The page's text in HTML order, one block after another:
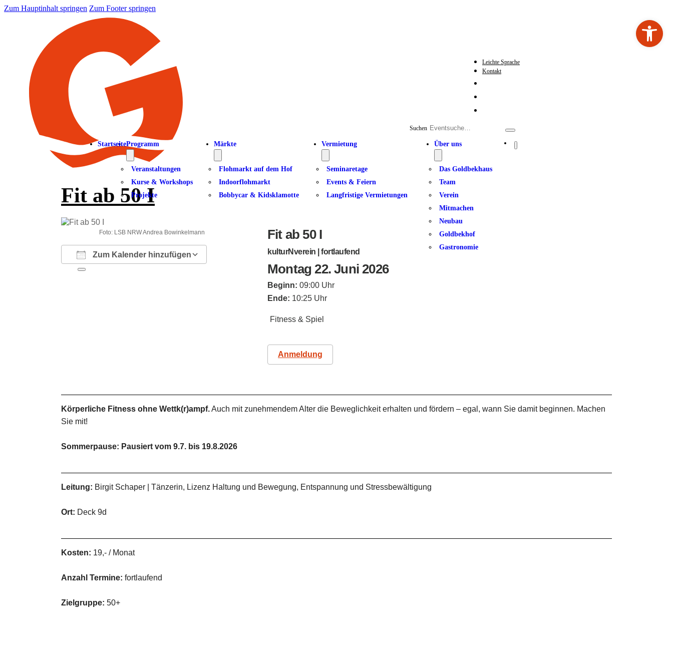
Zum Hauptinhalt springen Zum Footer springen
Leichte Sprache
Kontakt
Suchen
StartseiteProgramm
Veranstaltungen
Kurse & Workshops
Projekte
Märkte
Flohmarkt auf dem Hof
Indoorflohmarkt
Bobbycar & Kidsklamotte
Vermietung
Seminaretage
Events & Feiern
Langfristige Vermietungen
Über uns
Das Goldbekhaus
Team
Verein
Mitmachen
Neubau
Goldbekhof
Gastronomie
Fit ab 50 I
Foto: LSB NRW Andrea Bowinkelmann
Zum Kalender hinzufügen
Fit ab 50 I
kulturNverein | fortlaufend
Montag 22. Juni 2026
Beginn: 09:00 Uhr
Ende: 10:25 Uhr
Fitness & Spiel
Anmeldung
Körperliche Fitness ohne Wettk(r)ampf.Auch mit zunehmendem Alter die Beweglichkeit erhalten und fördern – egal, wann Sie damit beginnen. Machen
Sie mit!
Sommerpause: Pausiert vom 9.7. bis 19.8.2026
Leitung: Birgit Schaper | Tänzerin, Lizenz Haltung und Bewegung, Entspannung und Stressbewältigung
Ort: Deck 9d
Kosten: 19,- / Monat
Anzahl Termine: fortlaufend
Zielgruppe: 50+